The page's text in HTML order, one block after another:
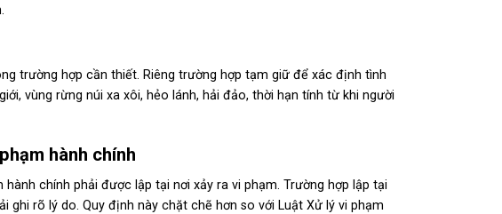
trường hợp cần thiết. Riêng trường hợp tạm giữ để xác định tình
vùng rừng núi xa xôi, hẻo lánh, hải đảo, thời hạn tính từ khi người
hành chính
hành chính phải được lập tại nơi xảy ra vi phạm. Trường hợp lập tại
rõ lý do. Quy định này chặt chẽ hơn so với Luật Xử lý vi phạm